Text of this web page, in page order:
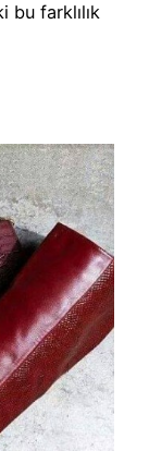
bu farklılık